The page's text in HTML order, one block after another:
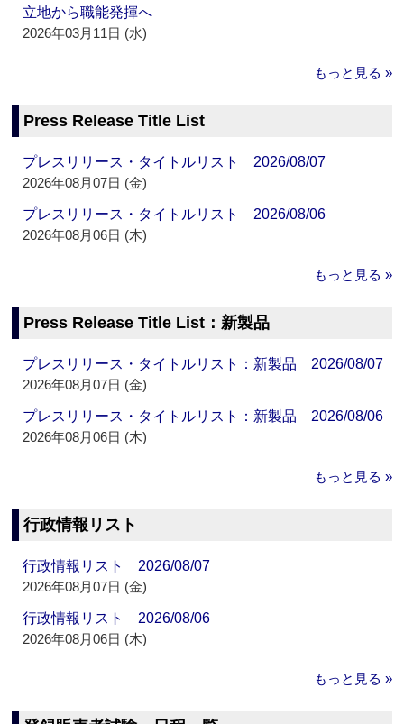
立地から職能発揮へ
2026年03月11日 (水)
もっと見る »
Press Release Title List
プレスリリース・タイトルリスト 2026/08/07
2026年08月07日 (金)
プレスリリース・タイトルリスト 2026/08/06
2026年08月06日 (木)
もっと見る »
Press Release Title List：新製品
プレスリリース・タイトルリスト：新製品 2026/08/07
2026年08月07日 (金)
プレスリリース・タイトルリスト：新製品 2026/08/06
2026年08月06日 (木)
もっと見る »
行政情報リスト
行政情報リスト 2026/08/07
2026年08月07日 (金)
行政情報リスト 2026/08/06
2026年08月06日 (木)
もっと見る »